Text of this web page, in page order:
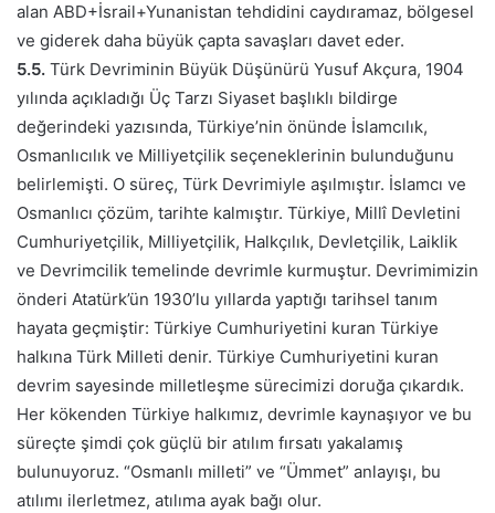
alan ABD+İsrail+Yunanistan tehdidini caydıramaz, bölgesel
ve giderek daha büyük çapta savaşları davet eder.
5.5. Türk Devriminin Büyük Düşünürü Yusuf Akçura, 1904
yılında açıkladığı Üç Tarzı Siyaset başlıklı bildirge
değerindeki yazısında, Türkiye’nin önünde İslamcılık,
Osmanlıcılık ve Milliyetçilik seçeneklerinin bulunduğunu
belirlemişti. O süreç, Türk Devrimiyle aşılmıştır. İslamcı ve
Osmanlıcı çözüm, tarihte kalmıştır. Türkiye, Millî Devletini
Cumhuriyetçilik, Milliyetçilik, Halkçılık, Devletçilik, Laiklik
ve Devrimcilik temelinde devrimle kurmuştur. Devrimimizin
önderi Atatürk’ün 1930’lu yıllarda yaptığı tarihsel tanım
hayata geçmiştir: Türkiye Cumhuriyetini kuran Türkiye
halkına Türk Milleti denir. Türkiye Cumhuriyetini kuran
devrim sayesinde milletleşme sürecimizi doruğa çıkardık.
Her kökenden Türkiye halkımız, devrimle kaynaşıyor ve bu
süreçte şimdi çok güçlü bir atılım fırsatı yakalamış
bulunuyoruz. “Osmanlı milleti” ve “Ümmet” anlayışı, bu
atılımı ilerletmez, atılıma ayak bağı olur.